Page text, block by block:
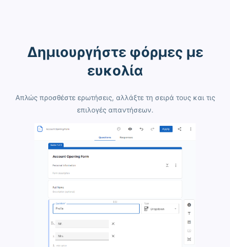
Δημιουργήστε φόρμες με
ευκολία
Απλώς προσθέστε ερωτήσεις, αλλάξτε τη σειρά τους και τις
επιλογές απαντήσεων.